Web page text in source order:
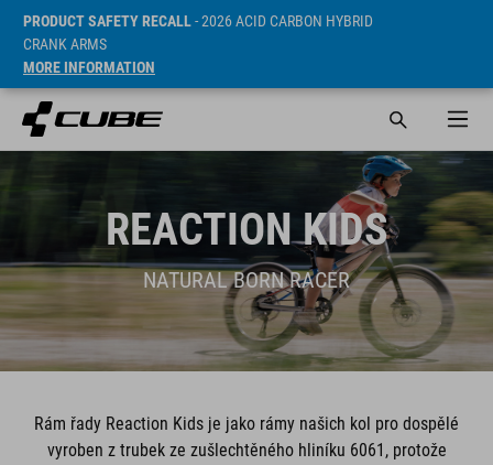
PRODUCT SAFETY RECALL- 2026 ACID CARBON HYBRID
CRANK ARMS
MORE INFORMATION
REACTION KIDS
NATURAL BORN RACER
Rám řady Reaction Kids je jako rámy našich kol pro dospělé
vyroben z trubek ze zušlechtěného hliníku 6061, protože